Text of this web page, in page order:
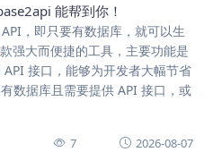
能帮到你！
，即只要有数据库，就可以生
强大而便捷的工具，主要功能是
接口，能够为开发者大幅节省
数据库且需要提供 API 接口，或
7 2026-08-07